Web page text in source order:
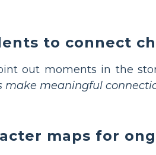
to connect
out moments in the
make meaningful
maps for